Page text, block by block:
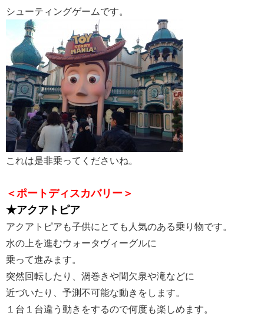
シューティングゲームです。
これは是非乗ってくださいね。
＜ポートディスカバリー＞
★アクアトピア
アクアトピアも子供にとても人気のある乗り物です。
水の上を進むウォータヴィーグルに
乗って進みます。
突然回転したり、渦巻きや間欠泉や滝などに
近づいたり、予測不可能な動きをします。
１台１台違う動きをするので何度も楽しめます。